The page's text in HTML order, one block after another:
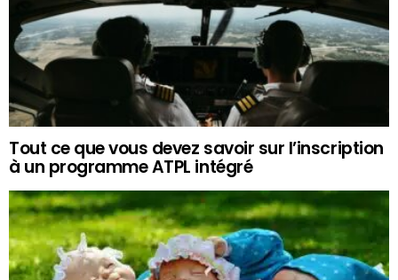
Tout ce que vous devez savoir sur l’inscription
à un programme ATPL intégré